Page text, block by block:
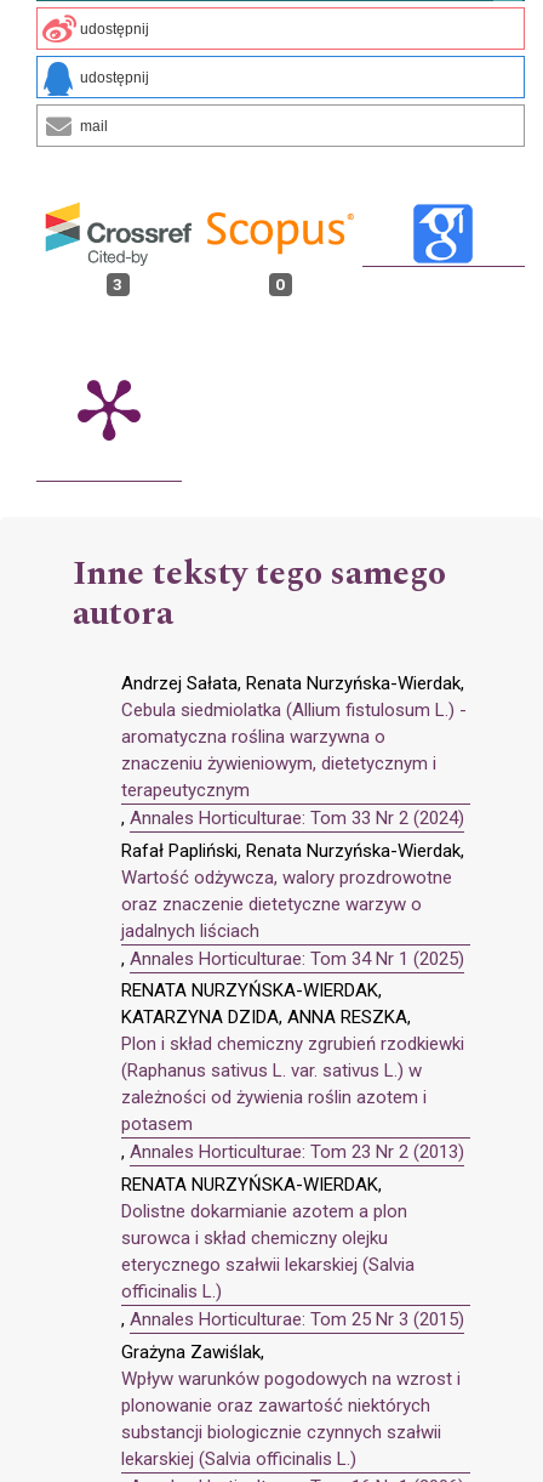
udostępnij
udostępnij
mail
3 0
Inne teksty tego samego
autora
Andrzej Sałata, Renata Nurzyńska-Wierdak,
Cebula siedmiolatka (Allium fistulosum L.) -
aromatyczna roślina warzywna o
znaczeniu żywieniowym, dietetycznym i
terapeutycznym
, Annales Horticulturae: Tom 33 Nr 2 (2024)
Rafał Papliński, Renata Nurzyńska-Wierdak,
Wartość odżywcza, walory prozdrowotne
oraz znaczenie dietetyczne warzyw o
jadalnych liściach
, Annales Horticulturae: Tom 34 Nr 1 (2025)
RENATA NURZYŃSKA-WIERDAK,
KATARZYNA DZIDA, ANNA RESZKA,
Plon i skład chemiczny zgrubień rzodkiewki
(Raphanus sativus L. var. sativus L.) w
zależności od żywienia roślin azotem i
potasem
, Annales Horticulturae: Tom 23 Nr 2 (2013)
RENATA NURZYŃSKA-WIERDAK,
Dolistne dokarmianie azotem a plon
surowca i skład chemiczny olejku
eterycznego szałwii lekarskiej (Salvia
officinalis L.)
, Annales Horticulturae: Tom 25 Nr 3 (2015)
Grażyna Zawiślak,
Wpływ warunków pogodowych na wzrost i
plonowanie oraz zawartość niektórych
substancji biologicznie czynnych szałwii
lekarskiej (Salvia officinalis L.)